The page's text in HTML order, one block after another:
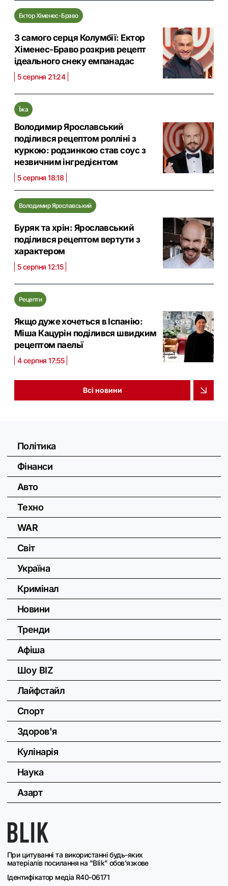
Ектор Хіменес-Браво
З самого серця Колумбії: Ектор
Хіменес-Браво розкрив рецепт
ідеального снеку емпанадас
5 серпня 21:24
Їжа
Володимир Ярославський
поділився рецептом ролліні з
куркою: родзинкою став соус з
незвичним інгредієнтом
5 серпня 18:18
Володимир Ярославський
Буряк та хрін: Ярославський
поділився рецептом вертути з
характером
5 серпня 12:15
Рецепти
Якщо дуже хочеться в Іспанію:
Міша Кацурін поділився швидким
рецептом паельї
4 серпня 17:55
Всі новини
При цитуванні та використанні будь-яких
матеріалів посилання на "Blik" обов'язкове
Ідентифікатор медіа R40-06171
Політика
Фінанси
Авто
Техно
WAR
Світ
Україна
Кримінал
Новини
Тренди
Афіша
Шоу BIZ
Лайфстайл
Спорт
Здоров'я
Кулінарія
Наука
Азарт